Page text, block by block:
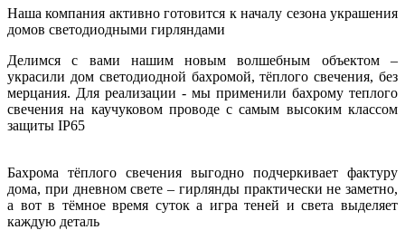
Наша компания активно готовится к началу сезона украшения
домов светодиодными гирляндами
Делимся с вами нашим новым волшебным объектом –
украсили дом светодиодной бахромой, тёплого свечения, без
мерцания. Для реализации - мы применили бахрому теплого
свечения на каучуковом проводе с самым высоким классом
защиты IP65
Бахрома тёплого свечения выгодно подчеркивает фактуру
дома, при дневном свете – гирлянды практически не заметно,
а вот в тёмное время суток а игра теней и света выделяет
каждую деталь